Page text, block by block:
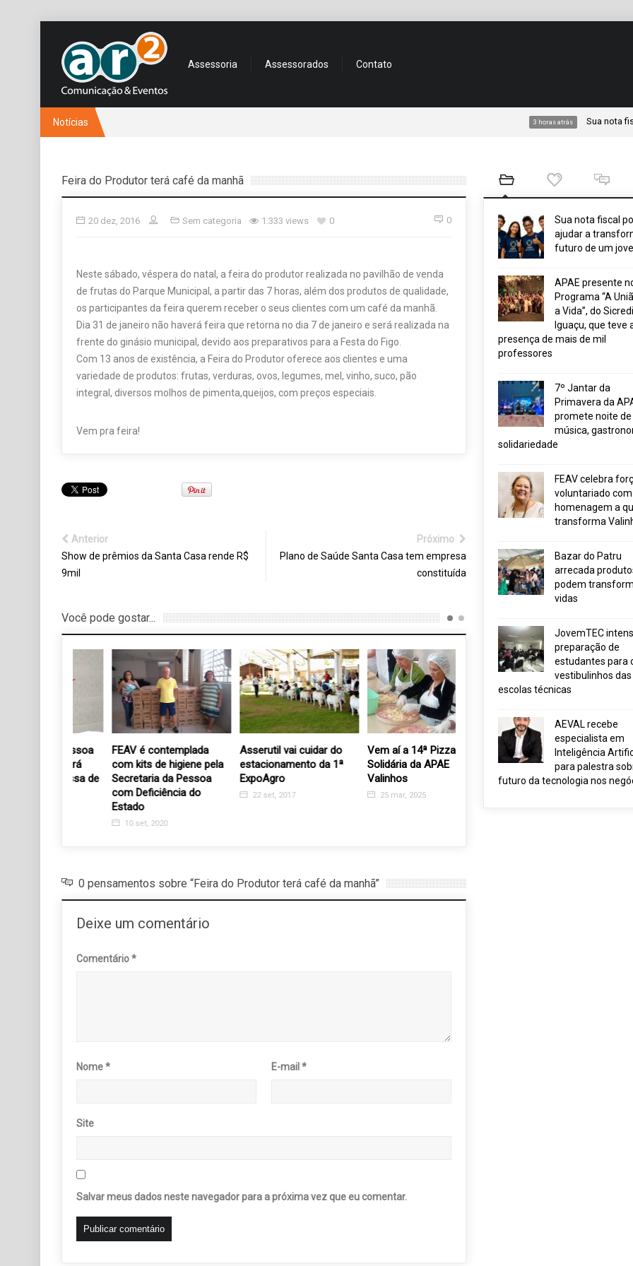
Assessoria Assessorados Contato
Notícias 3 horas atrás Sua nota fiscal
Feira do Produtor terá café da manhã
20 dez, 2016 Sem categoria 1.333 views 0 0
Neste sábado, véspera do natal, a feira do produtor realizada no pavilhão de venda
de frutas do Parque Municipal, a partir das 7 horas, além dos produtos de qualidade,
os participantes da feira querem receber o seus clientes com um café da manhã.
Dia 31 de janeiro não haverá feira que retorna no dia 7 de janeiro e será realizada na
frente do ginásio municipal, devido aos preparativos para a Festa do Figo.
Com 13 anos de existência, a Feira do Produtor oferece aos clientes e uma
variedade de produtos: frutas, verduras, ovos, legumes, mel, vinho, suco, pão
integral, diversos molhos de pimenta,queijos, com preços especiais.
Vem pra feira!
Anterior
Show de prêmios da Santa Casa rende R$
9mil
Próximo
Plano de Saúde Santa Casa tem empresa
constituída
Você pode gostar...
FEAV é contemplada
com kits de higiene pela
Secretaria da Pessoa
com Deficiência do
10 set, 2020
Asserutil vai cuidar do
estacionamento da 1ª
ExpoAgro
22 set, 2017
Vem aí a 14ª Pizza
Solidária da APAE
Valinhos
25 mar, 2025
O “Despertar da Deusa
em Cada Mulher” projeto
de sucesso no Grupo
Palestra
0 pensamentos sobre “Feira do Produtor terá café da manhã”
Deixe um comentário
Comentário*
Nome* E-mail*
Site
Salvar meus dados neste navegador para a próxima vez que eu comentar.
Sua nota fiscal
ajudar a
futuro de um
APAE presente
Programa “A
a Vida”, do Sicredi
Iguaçu, que teve
presença de mais de mil
professores
7º Jantar da
Primavera da
promete noite de
música,
solidariedade
FEAV celebra
voluntariado com
homenagem a
transforma
Bazar do Patru
arrecada
podem
vidas
JovemTEC
preparação de
estudantes para
vestibulinhos das
escolas técnicas
AEVAL recebe
especialista em
Inteligência
para palestra
futuro da tecnologia nos